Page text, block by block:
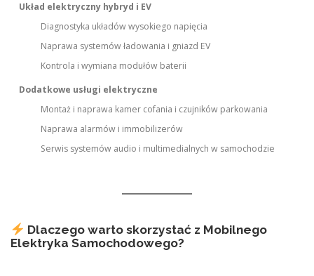
Układ elektryczny hybryd i EV
Diagnostyka układów wysokiego napięcia
Naprawa systemów ładowania i gniazd EV
Kontrola i wymiana modułów baterii
Dodatkowe usługi elektryczne
Montaż i naprawa kamer cofania i czujników parkowania
Naprawa alarmów i immobilizerów
Serwis systemów audio i multimedialnych w samochodzie
Dlaczego warto skorzystać z Mobilnego
Elektryka Samochodowego?